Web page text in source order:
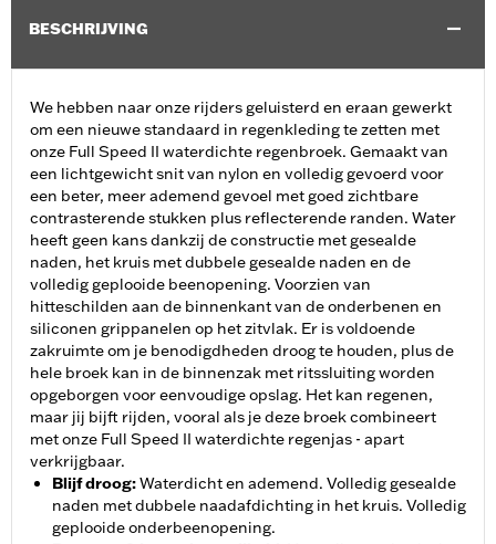
BESCHRIJVING
We hebben naar onze rijders geluisterd en eraan gewerkt
om een nieuwe standaard in regenkleding te zetten met
onze Full Speed II waterdichte regenbroek. Gemaakt van
een lichtgewicht snit van nylon en volledig gevoerd voor
een beter, meer ademend gevoel met goed zichtbare
contrasterende stukken plus reflecterende randen. Water
heeft geen kans dankzij de constructie met gesealde
naden, het kruis met dubbele gesealde naden en de
volledig geplooide beenopening. Voorzien van
hitteschilden aan de binnenkant van de onderbenen en
siliconen grippanelen op het zitvlak. Er is voldoende
zakruimte om je benodigdheden droog te houden, plus de
hele broek kan in de binnenzak met ritssluiting worden
opgeborgen voor eenvoudige opslag. Het kan regenen,
maar jij bijft rijden, vooral als je deze broek combineert
met onze Full Speed II waterdichte regenjas - apart
verkrijgbaar.
Blijf droog:Waterdicht en ademend. Volledig gesealde
naden met dubbele naadafdichting in het kruis. Volledig
geplooide onderbeenopening.